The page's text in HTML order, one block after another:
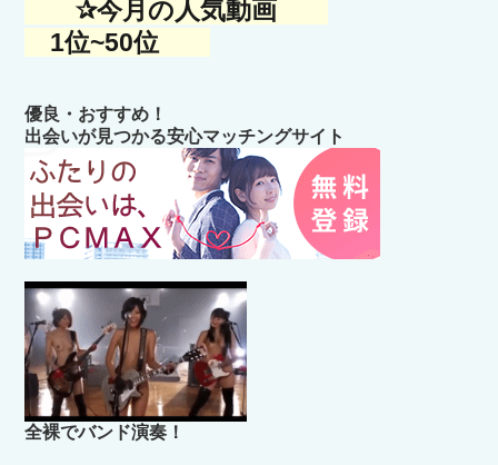
✰今月の人気動画
1位~50位
優良・おすすめ！
出会いが見つかる安心マッチングサイト
全裸でバンド演奏！